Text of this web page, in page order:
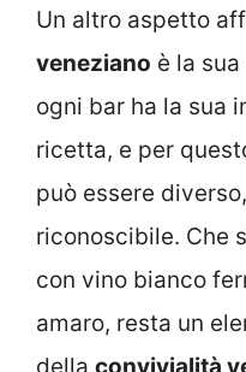
Un altro aspetto
veneziano è la
ogni bar ha la sua
ricetta, e per
può essere
riconoscibile. Che
con vino bianco
amaro, resta un
della convivialità